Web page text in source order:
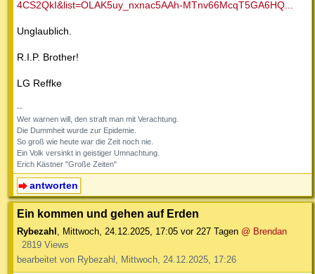
4CS2QkI&list=OLAK5uy_nxnac5AAh-MTnv66McqT5GA6HQ...
Unglaublich.
R.I.P. Brother!
LG Reffke
--
Wer warnen will, den straft man mit Verachtung.
Die Dummheit wurde zur Epidemie.
So groß wie heute war die Zeit noch nie.
Ein Volk versinkt in geistiger Umnachtung.
Erich Kästner "Große Zeiten"
antworten
Ein kommen und gehen auf Erden
Rybezahl Mittwoch, 24.12.2025, 17:05 vor 227 Tagen @ Brendan
2819 Views
bearbeitet von Rybezahl, Mittwoch, 24.12.2025, 17:26